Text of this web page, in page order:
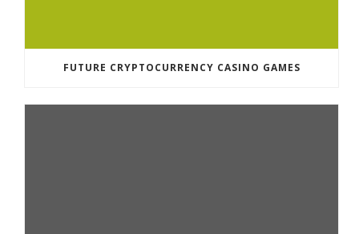
FUTURE CRYPTOCURRENCY CASINO GAMES